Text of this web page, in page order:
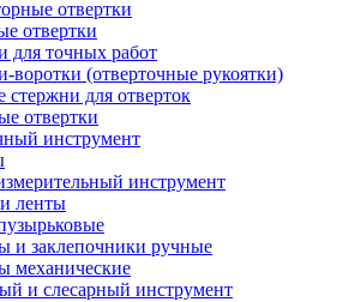
отвертки
отвертки
для точных работ
воротки (отверточные рукоятки)
для отверток
отвертки
инструмент
инструмент
ленты
и заклепочники ручные
механические
и слесарный инструмент